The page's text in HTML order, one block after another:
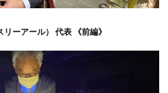
リーアール） 代表 《前編》